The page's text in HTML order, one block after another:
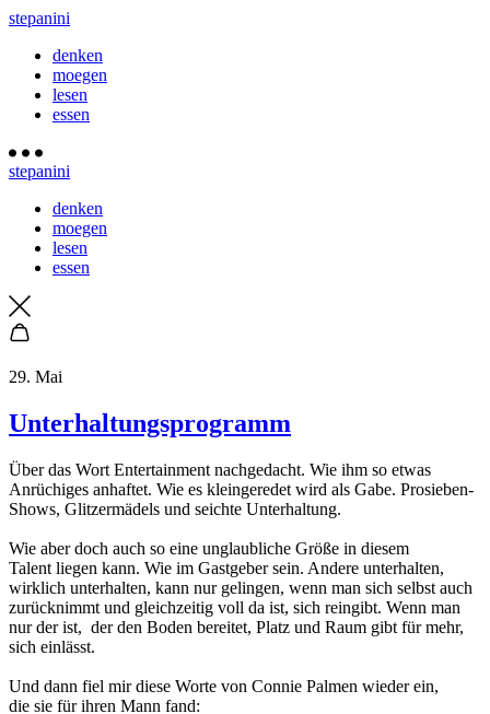
stepanini
denken
moegen
lesen
essen
stepanini
denken
moegen
lesen
essen
29. Mai
Unterhaltungsprogramm
Über das Wort Entertainment nachgedacht. Wie ihm so etwas
Anrüchiges anhaftet. Wie es kleingeredet wird als Gabe. Prosieben-
Shows, Glitzermädels und seichte Unterhaltung.
Wie aber doch auch so eine unglaubliche Größe in diesem
Talent liegen kann. Wie im Gastgeber sein. Andere unterhalten,
wirklich unterhalten, kann nur gelingen, wenn man sich selbst auch
zurücknimmt und gleichzeitig voll da ist, sich reingibt. Wenn man
nur der ist, der den Boden bereitet, Platz und Raum gibt für mehr,
sich einlässt.
Und dann fiel mir diese Worte von Connie Palmen wieder ein,
die sie für ihren Mann fand: